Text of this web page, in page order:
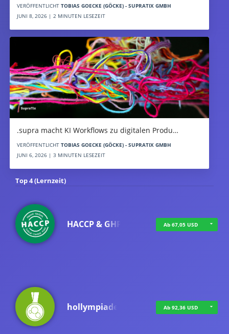
VERÖFFENTLICHT TOBIAS GOECKE (GÖCKE) - SUPRATIX GMBH
JUNI 8, 2026 | 2 MINUTEN LESEZEIT
.supra macht KI Workflows zu digitalen Produ…
VERÖFFENTLICHT TOBIAS GOECKE (GÖCKE) - SUPRATIX GMBH
JUNI 6, 2026 | 3 MINUTEN LESEZEIT
Top 4 (Lernzeit)
HACCP & GHP Ab 67,05 USD
hollympiade Ab 92,36 USD